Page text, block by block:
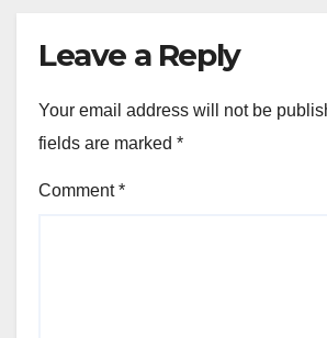
Leave a Reply
Your email address will not be
fields are marked *
Comment*